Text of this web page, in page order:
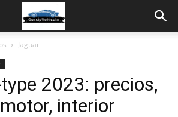
Jaguar
2023: precios,
interior